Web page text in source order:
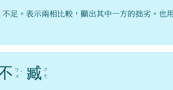
不足。表示兩相比較，顯出其中一方的拙劣。也
ㄅ
ㄨ ˋ 臧 ㄗ
ㄤ